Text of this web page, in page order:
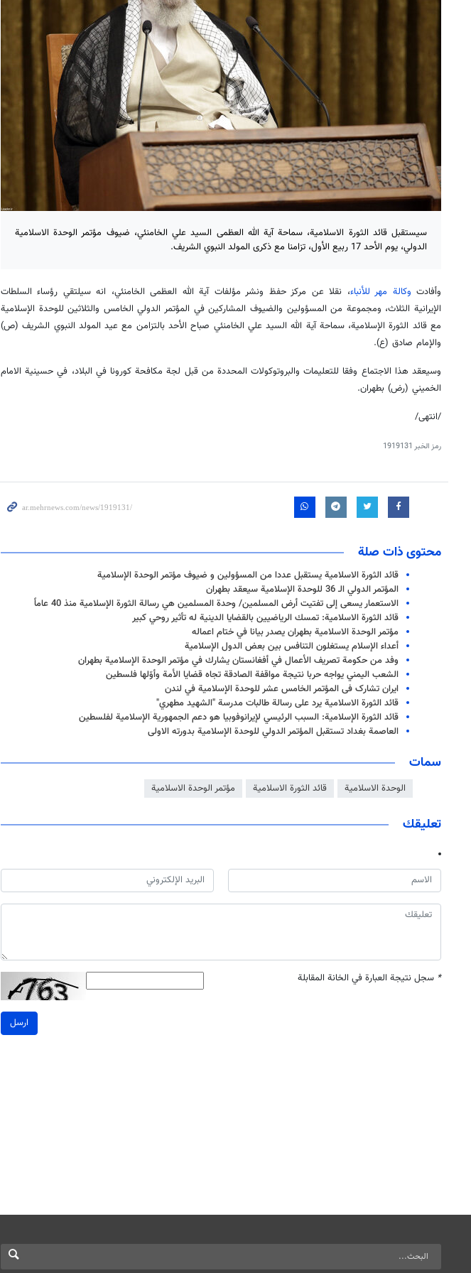
سيستقبل قائد الثورة الاسلامية، سماحة آية الله العظمى السيد علي الخامنئي، ضیوف مؤتمر الوحدة الاسلامية
الدولي، يوم الأحد 17 ربيع الأول، تزامنا مع ذكرى المولد النبوي الشريف.
وأفادت وكالة مهر للأنباء، نقلا عن مركز حفظ ونشر مؤلفات آية الله العظمى الخامنئي، انه سيلتقي رؤساء السلطات
الإيرانية الثلاث، ومجموعة من المسؤولين والضيوف المشاركين في المؤتمر الدولي الخامس والثلاثين للوحدة الإسلامية
مع قائد الثورة الإسلامية، سماحة آية الله السيد علي الخامنئي صباح الأحد بالتزامن مع عيد المولد النبوي الشريف (ص)
والإمام صادق (ع).
وسيعقد هذا الاجتماع وفقا للتعليمات والبروتوكولات المحددة من قبل لجة مكافحة كورونا في البلاد، في حسينية الامام
الخميني (رض) بطهران.
/انتهى/
رمز الخبر 1919131
محتوى ذات صلة
قائد الثورة الاسلامية يستقبل عددا من المسؤولين و ضيوف مؤتمر الوحدة الإسلامية
المؤتمر الدولي الـ 36 للوحدة الإسلامية سيعقد بطهران
الاستعمار يسعى إلى تفتيت أرض المسلمين/ وحدة المسلمين هي رسالة الثورة الإسلامية منذ 40 عاماً
قائد الثورة الاسلامية: تمسك الرياضيين بالقضايا الدينية له تأثير روحي كبير
مؤتمر الوحدة الاسلامية بطهران يصدر بيانا في ختام اعماله
أعداء الإسلام يستغلون التنافس بين بعض الدول الإسلامية
وفد من حكومة تصريف الأعمال في أفغانستان يشارك في مؤتمر الوحدة الإسلامية بطهران
الشعب اليمني يواجه حربا نتيجة مواقفة الصادقة تجاه قضايا الأمة وأوّلها فلسطين
ایران تشارک فی المؤتمر الخامس عشر للوحدة الإسلامية في لندن
قائد الثورة الاسلامية يرد على رسالة طالبات مدرسة "الشهيد مطهري"
قائد الثورة الإسلامية: السبب الرئيسي لإيرانوفوبيا هو دعم الجمهورية الإسلامية لفلسطين
العاصمة بغداد تستقبل المؤتمر الدولي للوحدة الإسلامية بدورته الاولى
سمات
الوحدة الاسلامية قائد الثورة الاسلامية مؤتمر الوحدة الاسلامية
تعليقك
* سجل نتيجة العبارة في الخانة المقابلة
ارسل